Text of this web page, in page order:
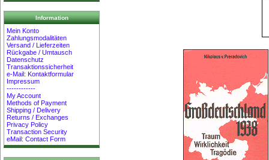
Information
Mein Konto
Zahlungsmodalitäten
Versand / Lieferzeiten
Rückgabe / Umtausch
Datenschutz
Transaktionssicherheit
e-Mail: Kontaktformular
Impressum
------------
My Account
Methods of Payment
Shipping / Delivery
Returns / Exchanges
Privacy Policy
Transaction Security
eMail: Contact Form